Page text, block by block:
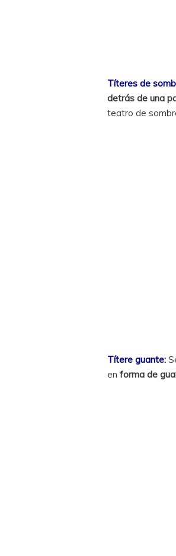
Títeres de
detrás de una
teatro de
Títere guante:
enforma de